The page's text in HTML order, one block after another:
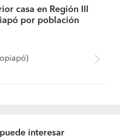
casa en Región III
por población
interesar